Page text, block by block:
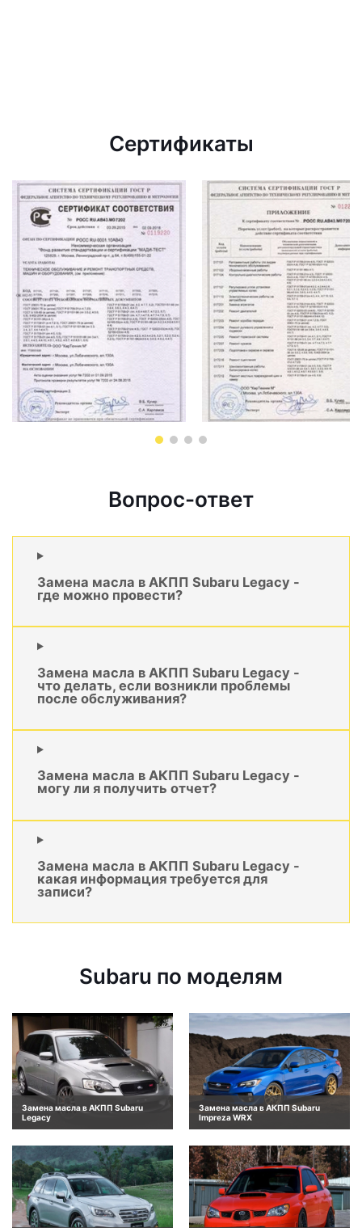
Сертификаты
Вопрос-ответ
Замена масла в АКПП Subaru Legacy -
где можно провести?
Замена масла в АКПП Subaru Legacy -
что делать, если возникли проблемы
после обслуживания?
Замена масла в АКПП Subaru Legacy -
могу ли я получить отчет?
Замена масла в АКПП Subaru Legacy -
какая информация требуется для
записи?
Subaru по моделям
Замена масла в АКПП Subaru
Legacy
Замена масла в АКПП Subaru
Impreza WRX